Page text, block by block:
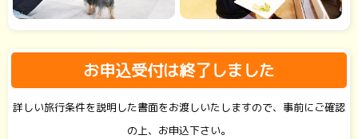
お申込受付は終了しました
詳しい旅行条件を説明した書面をお渡しいたしますので、事前にご確認
の上、お申込下さい。